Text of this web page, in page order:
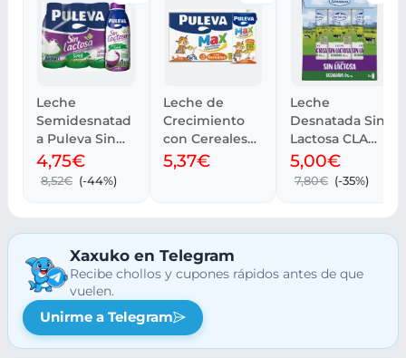
Leche
Semidesnatad
a Puleva Sin
Lactosa, Pack 6
x 1 L
4,75€
8,52€ (-44%)
Leche de
Crecimiento
con Cereales
Puleva Max -
Pack 6 x 1Lt
5,37€
Leche
Desnatada Sin
Lactosa CLA
0% Pack 6x1L
5,00€
7,80€ (-35%)
Xaxuko en Telegram
Recibe chollos y cupones rápidos antes de que
vuelen.
Unirme a Telegram